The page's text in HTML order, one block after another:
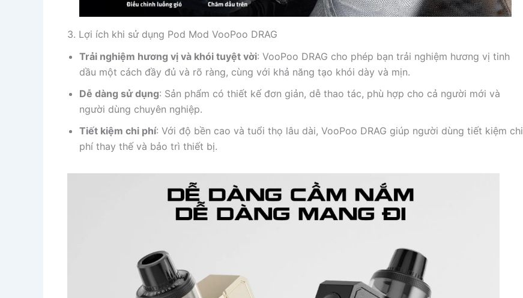
3. Lợi ích khi sử dụng Pod Mod VooPoo DRAG
Trải nghiệm hương vị và khói tuyệt vời: VooPoo DRAG cho phép bạn trải nghiệm hương vị tinh
dầu một cách đầy đủ và rõ ràng, cùng với khả năng tạo khói dày và mịn.
Dễ dàng sử dụng: Sản phẩm có thiết kế đơn giản, dễ thao tác, phù hợp cho cả người mới và
người dùng chuyên nghiệp.
Tiết kiệm chi phí: Với độ bền cao và tuổi thọ lâu dài, VooPoo DRAG giúp người dùng tiết kiệm chi
phí thay thế và bảo trì thiết bị.